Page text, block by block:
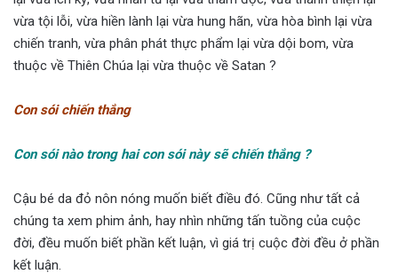
vừa tội lỗi, vừa hiền lành lại vừa hung hãn, vừa hòa bình lại vừa
chiến tranh, vừa phân phát thực phẩm lại vừa dội bom, vừa
thuộc về Thiên Chúa lại vừa thuộc về Satan ?
Con sói chiến thắng
Con sói nào trong hai con sói này sẽ chiến thắng ?
Cậu bé da đỏ nôn nóng muốn biết điều đó. Cũng như tất cả
chúng ta xem phim ảnh, hay nhìn những tấn tuồng của cuộc
đời, đều muốn biết phần kết luận, vì giá trị cuộc đời đều ở phần
kết luận.